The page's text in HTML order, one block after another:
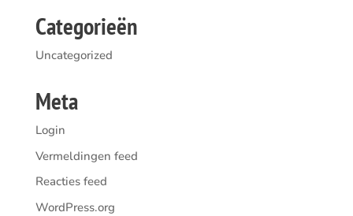
Categorieën
Uncategorized
Meta
Login
Vermeldingen feed
Reacties feed
WordPress.org